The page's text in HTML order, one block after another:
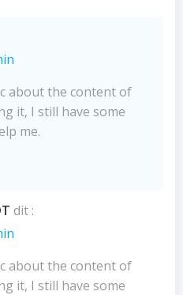
about the content of
it, I still have some
me.
dit :
about the content of
it, I still have some